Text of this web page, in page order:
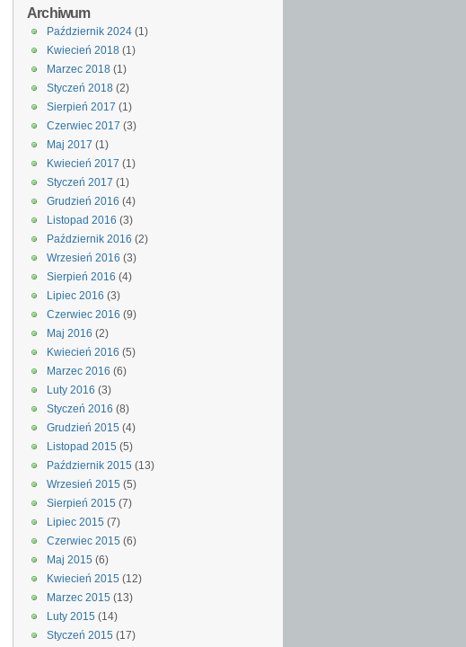
Archiwum
Październik 2024 (1)
Kwiecień 2018 (1)
Marzec 2018 (1)
Styczeń 2018 (2)
Sierpień 2017 (1)
Czerwiec 2017 (3)
Maj 2017 (1)
Kwiecień 2017 (1)
Styczeń 2017 (1)
Grudzień 2016 (4)
Listopad 2016 (3)
Październik 2016 (2)
Wrzesień 2016 (3)
Sierpień 2016 (4)
Lipiec 2016 (3)
Czerwiec 2016 (9)
Maj 2016 (2)
Kwiecień 2016 (5)
Marzec 2016 (6)
Luty 2016 (3)
Styczeń 2016 (8)
Grudzień 2015 (4)
Listopad 2015 (5)
Październik 2015 (13)
Wrzesień 2015 (5)
Sierpień 2015 (7)
Lipiec 2015 (7)
Czerwiec 2015 (6)
Maj 2015 (6)
Kwiecień 2015 (12)
Marzec 2015 (13)
Luty 2015 (14)
Styczeń 2015 (17)